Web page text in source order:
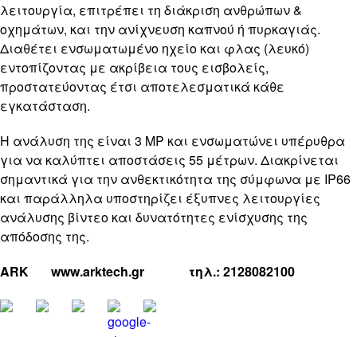
λειτουργία, επιτρέπει τη διάκριση ανθρώπων &
οχημάτων, και την ανίχνευση καπνού ή πυρκαγιάς.
Διαθέτει ενσωματωμένο ηχείο και φλας (λευκό)
εντοπίζοντας με ακρίβεια τους εισβολείς,
προστατεύοντας έτσι αποτελεσματικά κάθε
εγκατάσταση.
Η ανάλυση της είναι 3 MP και ενσωματώνει υπέρυθρα
για να καλύπτει αποστάσεις 55 μέτρων. Διακρίνεται
σημαντικά για την ανθεκτικότητα της σύμφωνα με IP66
και παράλληλα υποστηρίζει έξυπνες λειτουργίες
ανάλυσης βίντεο και δυνατότητες ενίσχυσης της
απόδοσης της.
ARK www.arktech.gr τηλ.: 2128082100